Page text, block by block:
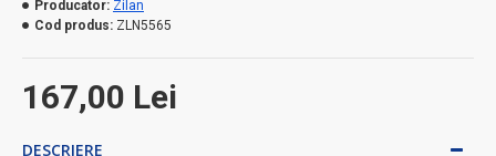
167,00 Lei
Producator: Zilan
Cod produs: ZLN5565
DESCRIERE